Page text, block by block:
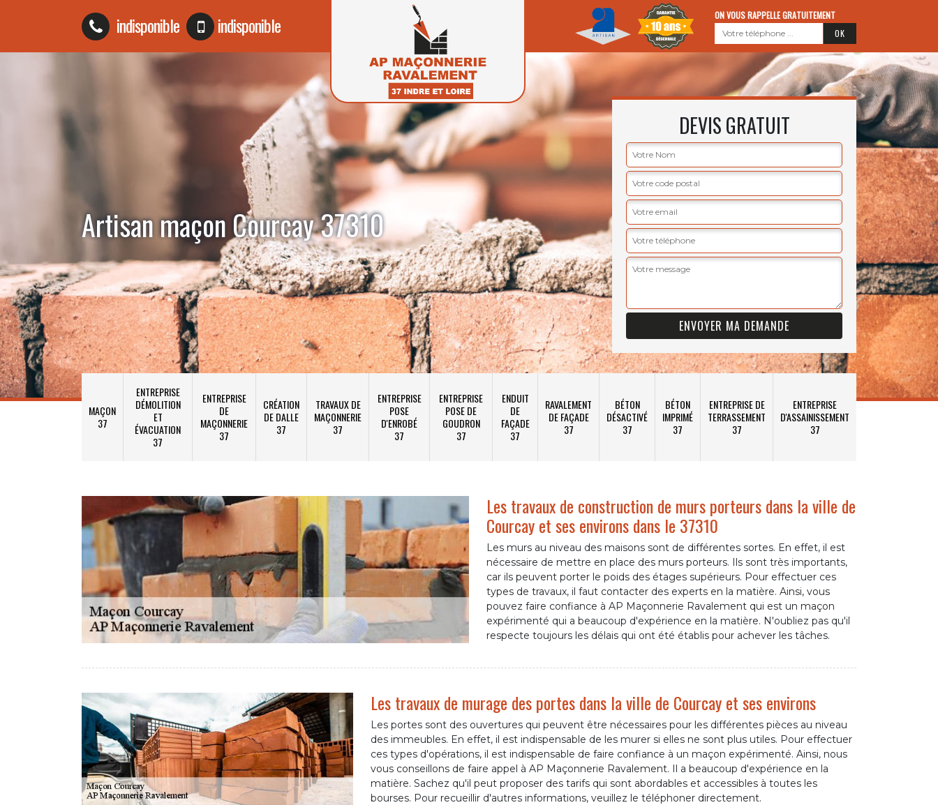
indisponible indisponible ON VOUS RAPPELLE GRATUITEMENT
Artisan maçon Courcay 37310
DEVIS GRATUIT
MAÇON
37
ENTREPRISE
DÉMOLITION
ET
ÉVACUATION
37
ENTREPRISE
DE
MAÇONNERIE
37
CRÉATION
DE DALLE
37
TRAVAUX DE
MAÇONNERIE
37
ENTREPRISE
POSE
D'ENROBÉ
37
ENTREPRISE
POSE DE
GOUDRON
37
ENDUIT
DE
FAÇADE
37
RAVALEMENT
DE FAÇADE
37
BÉTON
DÉSACTIVÉ
37
BÉTON
IMPRIMÉ
37
ENTREPRISE DE
TERRASSEMENT
37
ENTREPRISE
D'ASSAINISSEMENT
37
Les travaux de construction de murs porteurs dans la ville de
Courcay et ses environs dans le 37310
Les murs au niveau des maisons sont de différentes sortes. En effet, il est
nécessaire de mettre en place des murs porteurs. Ils sont très importants,
car ils peuvent porter le poids des étages supérieurs. Pour effectuer ces
types de travaux, il faut contacter des experts en la matière. Ainsi, vous
pouvez faire confiance à AP Maçonnerie Ravalement qui est un maçon
expérimenté qui a beaucoup d'expérience en la matière. N'oubliez pas qu'il
respecte toujours les délais qui ont été établis pour achever les tâches.
Les travaux de murage des portes dans la ville de Courcay et ses environs
Les portes sont des ouvertures qui peuvent être nécessaires pour les différentes pièces au niveau
des immeubles. En effet, il est indispensable de les murer si elles ne sont plus utiles. Pour effectuer
ces types d'opérations, il est indispensable de faire confiance à un maçon expérimenté. Ainsi, nous
vous conseillons de faire appel à AP Maçonnerie Ravalement. Il a beaucoup d'expérience en la
matière. Sachez qu'il peut proposer des tarifs qui sont abordables et accessibles à toutes les
bourses. Pour recueillir d'autres informations, veuillez le téléphoner directement.